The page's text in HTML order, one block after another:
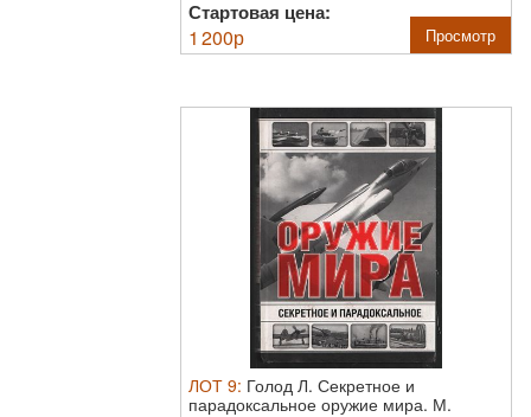
Стартовая цена:
1 200р Просмотр
ЛОТ 9: Голод Л. Секретное и
парадоксальное оружие мира. М.